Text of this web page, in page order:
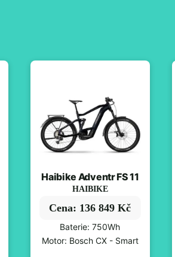
Haibike Adventr FS 11
HAIBIKE
Cena: 136 849 Kč
Baterie: 750Wh
Motor: Bosch CX - Smart